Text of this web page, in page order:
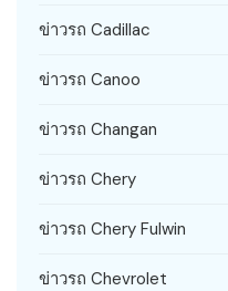
ข่าวรถ Cadillac
ข่าวรถ Canoo
ข่าวรถ Changan
ข่าวรถ Chery
ข่าวรถ Chery Fulwin
ข่าวรถ Chevrolet